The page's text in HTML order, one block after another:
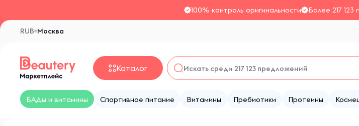
100% контроль оригинальности Более 217
Москва
RUB
Каталог
БАДы и витамины Спортивное питание Витамины Пребиотики Протеины